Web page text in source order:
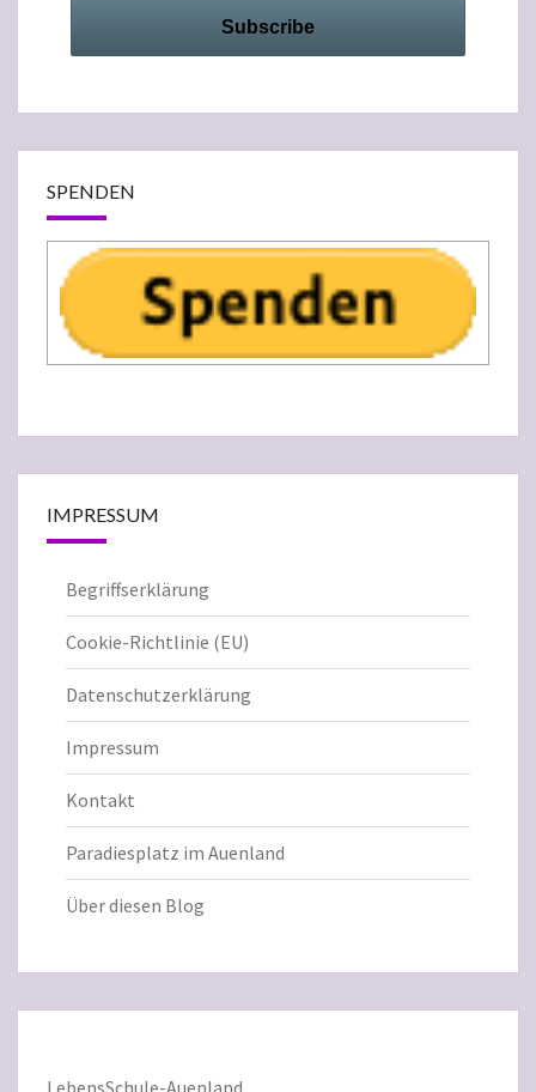
SPENDEN
IMPRESSUM
Begriffserklärung
Cookie-Richtlinie (EU)
Datenschutzerklärung
Impressum
Kontakt
Paradiesplatz im Auenland
Über diesen Blog
LebensSchule-Auenland